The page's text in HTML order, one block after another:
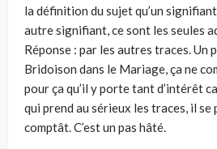
la définition du sujet qu’un
autre signifiant, ce sont les seules
Réponse : par les autres traces. Un
Bridoison dans le Mariage, ça ne
pour ça qu’il y porte tant d’intérêt
qui prend au sérieux les traces, il se
comptât. C’est un pas hâté.